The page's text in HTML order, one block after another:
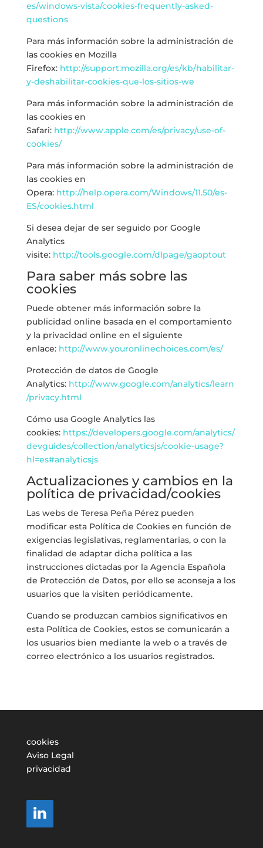
es/windows-vista/cookies-frequently-asked-
questions
Para más información sobre la administración de
las cookies en Mozilla
Firefox: http://support.mozilla.org/es/kb/habilitar-
y-deshabilitar-cookies-que-los-sitios-we
Para más información sobre la administración de
las cookies en
Safari: http://www.apple.com/es/privacy/use-of-
cookies/
Para más información sobre la administración de
las cookies en
Opera: http://help.opera.com/Windows/11.50/es-
ES/cookies.html
Si desea dejar de ser seguido por Google
Analytics
visite: http://tools.google.com/dlpage/gaoptout
Para saber más sobre las
cookies
Puede obtener más información sobre la
publicidad online basada en el comportamiento
y la privacidad online en el siguiente
enlace: http://www.youronlinechoices.com/es/
Protección de datos de Google
Analytics: http://www.google.com/analytics/learn
/privacy.html
Cómo usa Google Analytics las
cookies: https://developers.google.com/analytics/
devguides/collection/analyticsjs/cookie-usage?
hl=es#analyticsjs
Actualizaciones y cambios en la
política de privacidad/cookies
Las webs de Teresa Peña Pérez pueden
modificar esta Política de Cookies en función de
exigencias legislativas, reglamentarias, o con la
finalidad de adaptar dicha política a las
instrucciones dictadas por la Agencia Española
de Protección de Datos, por ello se aconseja a los
usuarios que la visiten periódicamente.
Cuando se produzcan cambios significativos en
esta Política de Cookies, estos se comunicarán a
los usuarios bien mediante la web o a través de
correo electrónico a los usuarios registrados.
cookies
Aviso Legal
privacidad